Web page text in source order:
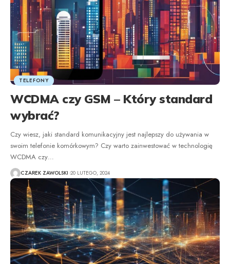
TELEFONY
WCDMA czy GSM – Który standard
wybrać?
Czy wiesz, jaki standard komunikacyjny jest najlepszy do używania w
swoim telefonie komórkowym? Czy warto zainwestować w technologię
WCDMA czy…
CZAREK ZAWOLSKI 20 LUTEGO, 2024